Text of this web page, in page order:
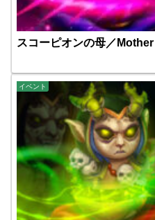
スコーピオンの母／
イベント